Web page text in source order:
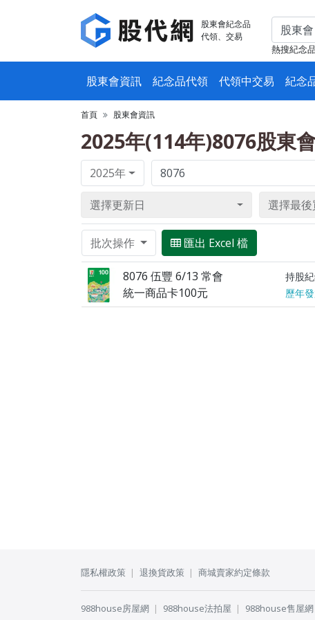
股東會紀念品
代領、交易
熱搜紀念
股東會資訊 紀念品代領 代領中交易 紀念
首頁 股東會資訊
2025年(114年)8076股東
2025年
選擇更新日 選擇最後
批次操作 匯出 Excel 檔
8076 伍豐 6/13 常會 持股
統一商品卡100元 歷年
隱私權政策 退換貨政策 商城賣家約定條款
988house房屋網 988house法拍屋 988house售屋網